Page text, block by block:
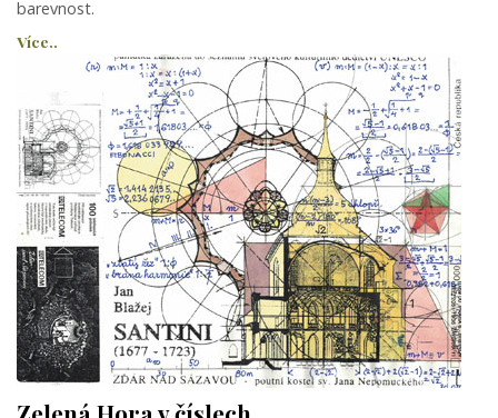
barevnost.
Více..